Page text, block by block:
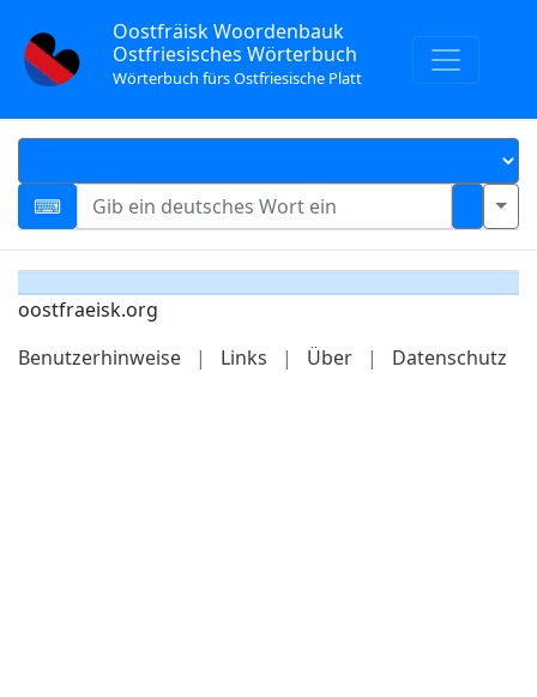
Oostfräisk Woordenbauk
Ostfriesisches Wörterbuch
Wörterbuch fürs Ostfriesische Platt
oostfraeisk.org
Benutzerhinweise
| Links | Über | Datenschutz